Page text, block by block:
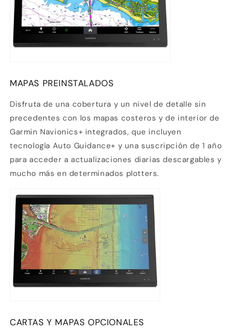
MAPAS PREINSTALADOS
Disfruta de una cobertura y un nivel de detalle sin
precedentes con los mapas costeros y de interior de
Garmin Navionics+ integrados, que incluyen
tecnología Auto Guidance+ y una suscripción de 1 año
para acceder a actualizaciones diarias descargables y
mucho más en determinados plotters.
CARTAS Y MAPAS OPCIONALES